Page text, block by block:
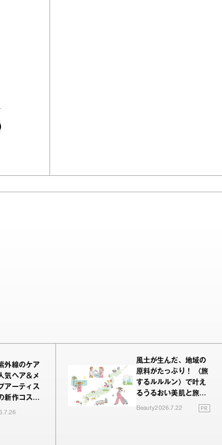
外線のケア
気ヘア＆メ
アーティス
新作コスメ
ビュー
風土が生んだ、地域の
原料がたっぷり！ 〈旅
するルルルン〉で叶え
るうるおい美肌と旅の
余韻
Beauty2026.7.22 PR